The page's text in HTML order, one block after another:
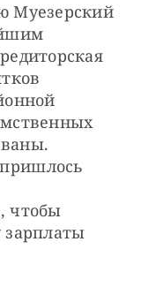
Муезерский
чтобы
зарплаты